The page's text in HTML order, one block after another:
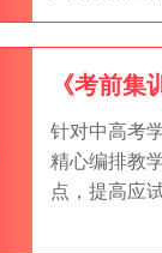
《考前集
针对中高考
精心编排教
点，提高应